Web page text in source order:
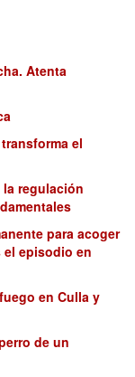
Atenta
el
regulación
para acoger
el episodio en
en Culla y
de un